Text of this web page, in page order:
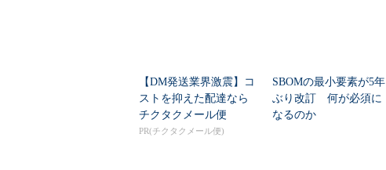
【DM発送業界激震】コ
ストを抑えた配達なら
チクタクメール便
PR(チクタクメール便)
SBOMの最小要素が5年
ぶり改訂 何が必須に
なるのか